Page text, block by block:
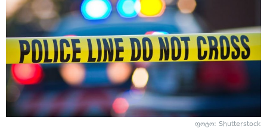
ფოტო: Shutterstock